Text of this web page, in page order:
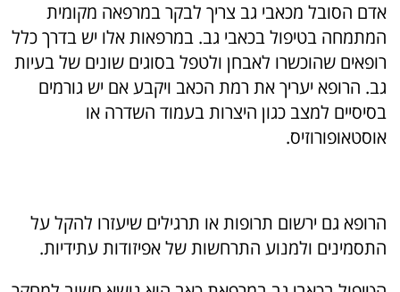
אדם הסובל מכאבי גב צריך לבקר במרפאה מקומית
המתמחה בטיפול בכאבי גב. במרפאות אלו יש בדרך כלל
רופאים שהוכשרו לאבחן ולטפל בסוגים שונים של בעיות
גב. הרופא יעריך את רמת הכאב ויקבע אם יש גורמים
בסיסיים למצב כגון היצרות בעמוד השדרה או
אוסטאופורוזיס.
הרופא גם ירשום תרופות או תרגילים שיעזרו להקל על
התסמינים ולמנוע התרחשות של אפיזודות עתידיות.